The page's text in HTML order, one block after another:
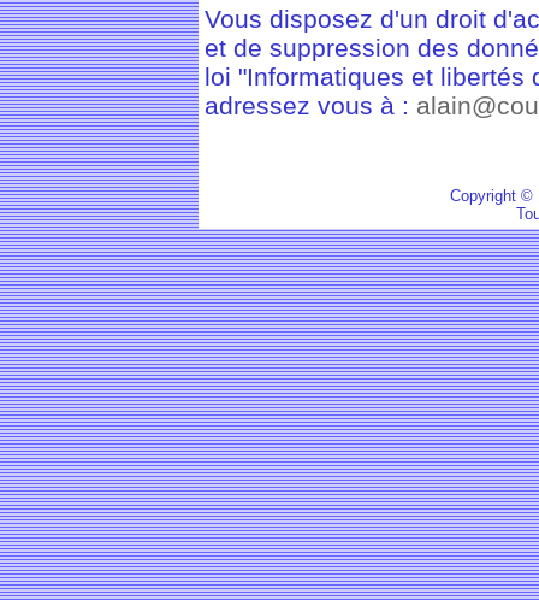
Vous disposez d'un droit
et de suppression des
loi "Informatiques et libertés
adressez vous à :
Copyright ©